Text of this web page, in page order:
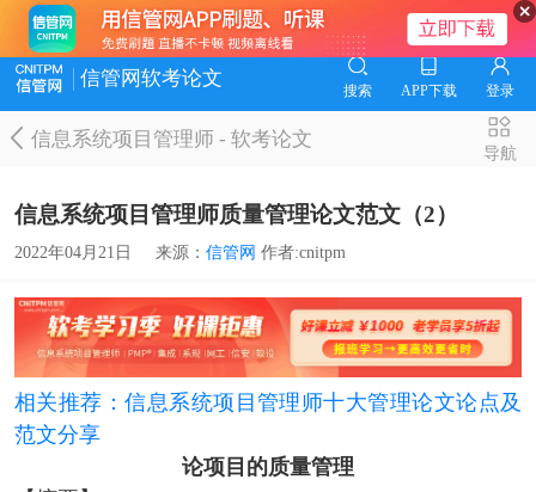
信管网软考论文
搜索 APP下载 登录
信息系统项目管理师-软考论文
导航
信息系统项目管理师质量管理论文范文（2）
2022年04月21日 来源： 信管网 作者:cnitpm
相关推荐：信息系统项目管理师十大管理论文论点及
范文分享
论项目的质量管理